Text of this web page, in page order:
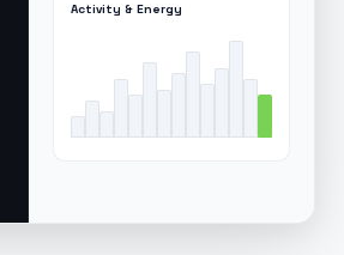
Activity & Energy